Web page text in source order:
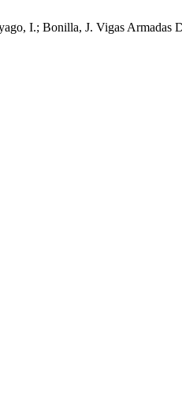
I.; Bonilla, J. Vigas Armadas